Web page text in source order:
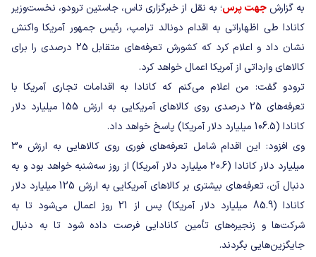
به گزارشجهت پرس؛ به نقل از خبرگزاری تاس، جاستین ترودو، نخست‌وزیر
کانادا طی اظهاراتی به اقدام دونالد ترامپ، رئیس جمهور آمریکا واکنش
نشان داد و اعلام کرد که کشورش تعرفه‌های متقابل 25 درصدی را برای
کالاهای وارداتی از آمریکا اعمال خواهد کرد.
ترودو گفت: من اعلام می‌کنم که کانادا به اقدامات تجاری آمریکا با
تعرفه‌های 25 درصدی روی کالاهای آمریکایی به ارزش 155 میلیارد دلار
کانادا (106.5 میلیارد دلار آمریکا) پاسخ خواهد داد.
وی افزود: این اقدام شامل تعرفه‌های فوری روی کالاهایی به ارزش 30
میلیارد دلار کانادا (20.6 میلیارد دلار آمریکا) از روز سه‌شنبه خواهد بود و به
دنبال آن، تعرفه‌های بیشتری بر کالاهای آمریکایی به ارزش 125 میلیارد دلار
کانادا (85.9 میلیارد دلار آمریکا) پس از 21 روز اعمال می‌شود تا به
شرکت‌ها و زنجیره‌های تأمین کانادایی فرصت داده شود تا به دنبال
جایگزین‌هایی بگردند.